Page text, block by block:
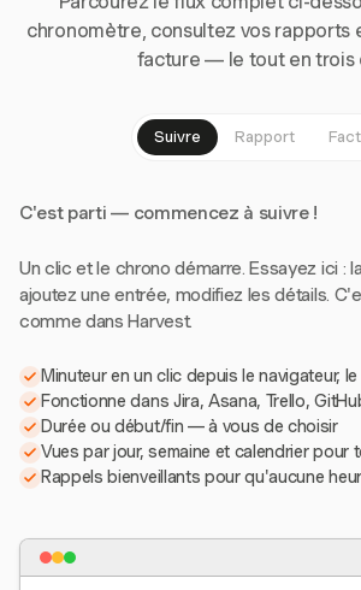
chronomètre, consultez vos rapports
facture — le tout en trois
Suivre Rapport
C'est parti — commencez à suivre !
Un clic et le chrono démarre. Essayez ici :
ajoutez une entrée, modifiez les détails.
comme dans Harvest.
Minuteur en un clic depuis le navigateur,
Fonctionne dans Jira, Asana, Trello,
Durée ou début/fin — à vous de choisir
Vues par jour, semaine et calendrier pour
Rappels bienveillants pour qu'aucune